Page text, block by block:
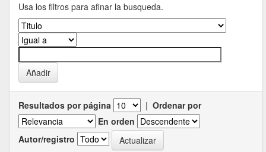
Usa los filtros para afinar la busqueda.
Resultados por página | Ordenar por
En orden
Autor/registro